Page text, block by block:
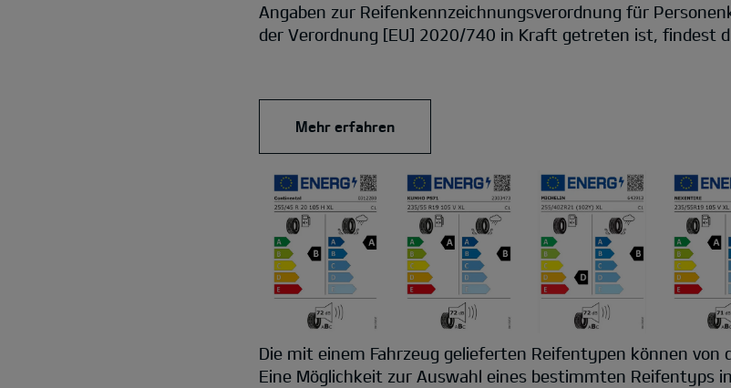
Angaben zur Reifenkennzeichnungsverordnung für
der Verordnung [EU] 2020/740 in Kraft getreten ist, findest
Mehr erfahren
Die mit einem Fahrzeug gelieferten Reifentypen können
Eine Möglichkeit zur Auswahl eines bestimmten Reifentyps